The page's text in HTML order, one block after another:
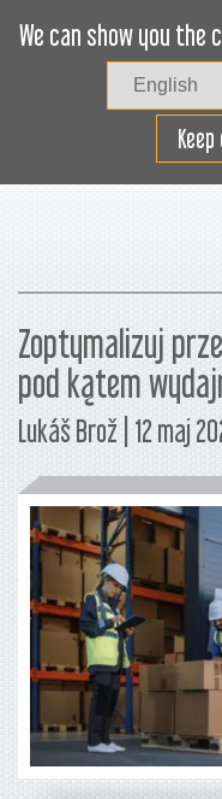
We can show you
Załaduj
Zoptymalizuj
pod kątem
Lukáš Brož | 12 maj